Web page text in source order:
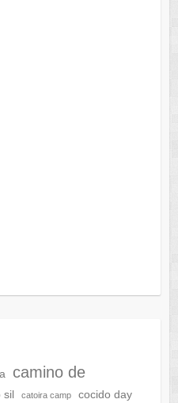
camino de
sil catoira camp
cocido day